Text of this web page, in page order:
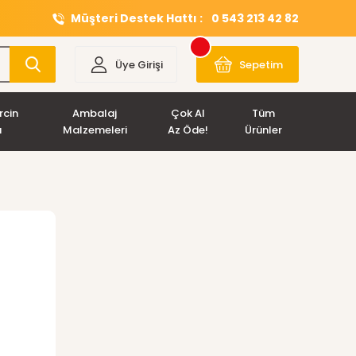
Müşteri Destek Hattı : 0 543 213 42 82
Üye Girişi Sepetim
Ambalaj
Malzemeleri
Çok Al
Az Öde!
Tüm
Ürünler